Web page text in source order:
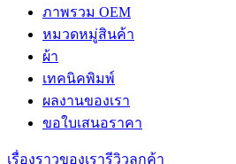
ภาพรวม OEM
หมวดหมู่สินค้า
ผ้า
เทคนิคพิมพ์
ผลงานของเรา
ขอใบเสนอราคา
เรื่องราวของเรารีวิวลูกค้า